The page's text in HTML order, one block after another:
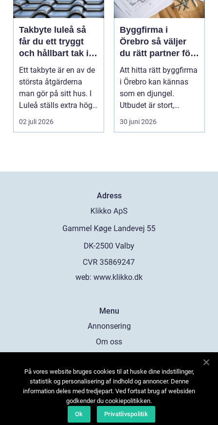
Takbyte luleå så
får du ett tryggt
och hållbart tak i
norrbottniskt
klimat
Ett takbyte är en av de
största åtgärderna
man gör på sitt hus. I
Luleå ställs extra höga
krav på bå...
02 juli 2026
Byggfirma i
Örebro så väljer
du rätt partner för
ditt projekt
Att hitta rätt byggfirma
i Örebro kan kännas
som en djungel.
Utbudet är stort,
projekten ser olika u...
30 juni 2026
Adress
web: www.klikko.dk
Menu
Annonsering
Om oss
Kontakta oss
Sitemap
På vores website bruges cookies til at huske dine indstillinger,
statistik og personalisering af indhold og annoncer. Denne
information deles med tredjepart. Ved fortsat brug af websiden
godkender du cookiepolitikken.
Ok
Privatlivspolitik